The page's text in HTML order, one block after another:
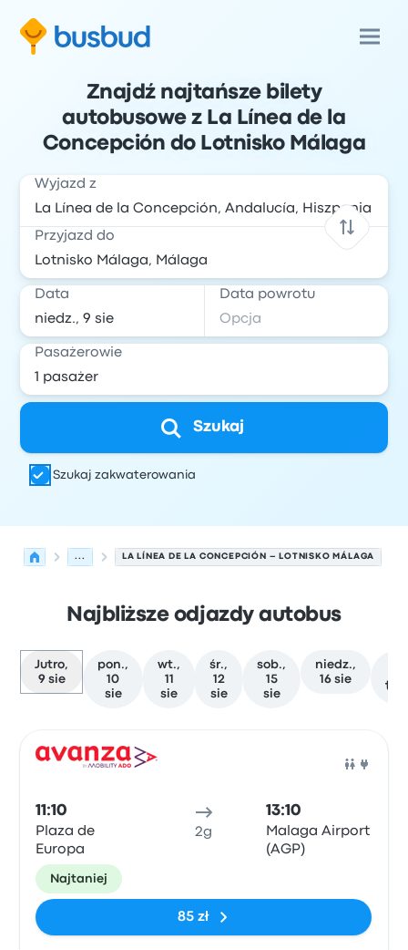
Znajdź najtańsze bilety
autobusowe z La Línea de la
Concepción do Lotnisko Málaga
Wyjazd z
Przyjazd do
Data Data powrotu
Pasażerowie
Szukaj
Szukaj zakwaterowania
... LA LÍNEA DE LA CONCEPCIÓN – LOTNISKO MÁLAGA
Najbliższe odjazdy autobus
Jutro,
9 sie
pon.,
10
sie
wt.,
11
sie
śr.,
12
sie
sob.,
15
sie
niedz.,
16 sie
11:10
Plaza de
Europa
2g
13:10
Malaga Airport
(AGP)
Najtaniej
85 zł